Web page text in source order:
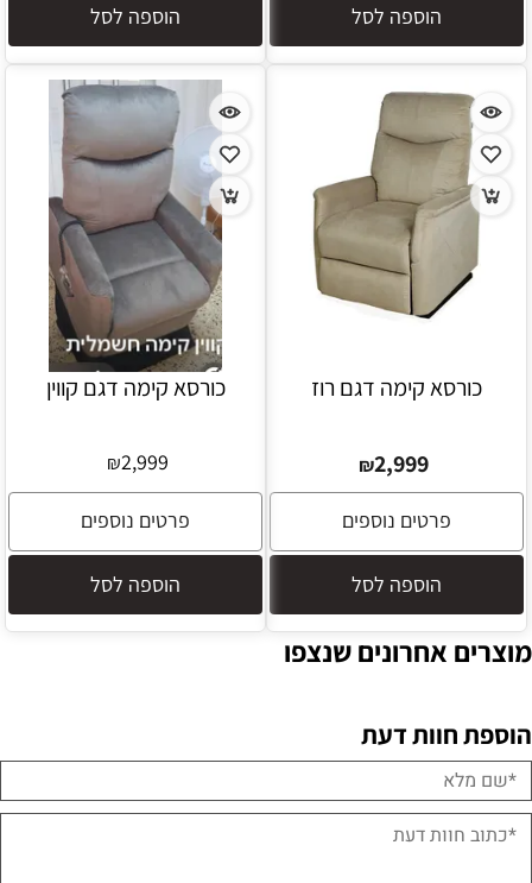
הוספה לסל הוספה לסל
כורסא קימה דגם רוז
₪2,999
פרטים נוספים
הוספה לסל
כורסא קימה דגם קווין
₪2,999
פרטים נוספים
הוספה לסל
מוצרים אחרונים שנצפו
הוספת חוות דעת